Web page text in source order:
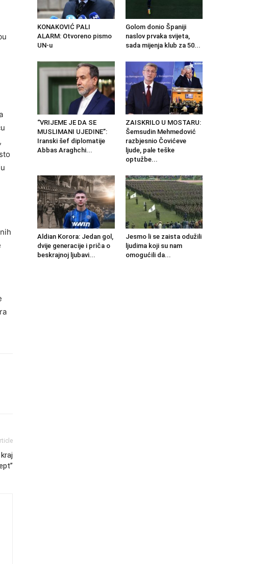
KONAKOVIĆ PALI
ALARM: Otvoreno pismo
UN-u
Golom donio Španiji
naslov prvaka svijeta,
sada mijenja klub za 50...
“VRIJEME JE DA SE
MUSLIMANI UJEDINE”:
Iranski šef diplomatije
Abbas Araghchi...
ZAISKRILO U MOSTARU:
Šemsudin Mehmedović
razbjesnio Čovićeve
ljude, pale teške
optužbe...
Aldian Korora: Jedan gol,
dvije generacije i priča o
beskrajnoj ljubavi...
Jesmo li se zaista odužili
ljudima koji su nam
omogućili da...